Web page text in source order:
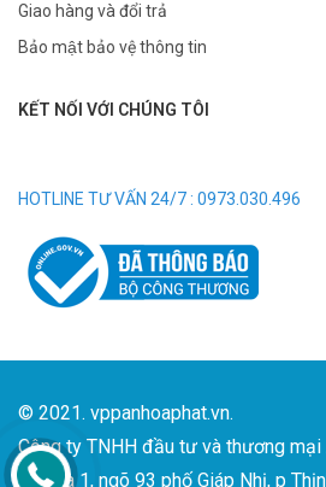
Giao hàng và đổi trả
Bảo mật bảo vệ thông tin
KẾT NỐI VỚI CHÚNG TÔI
HOTLINE TƯ VẤN 24/7 : 0973.030.496
© 2021. vppanhoaphat.vn.
Công ty TNHH đầu tư và thương mại
Số nhà 1, ngõ 93 phố Giáp Nhị, p